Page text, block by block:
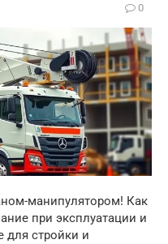
0
манипулятором! Как
при эксплуатации и
для стройки и